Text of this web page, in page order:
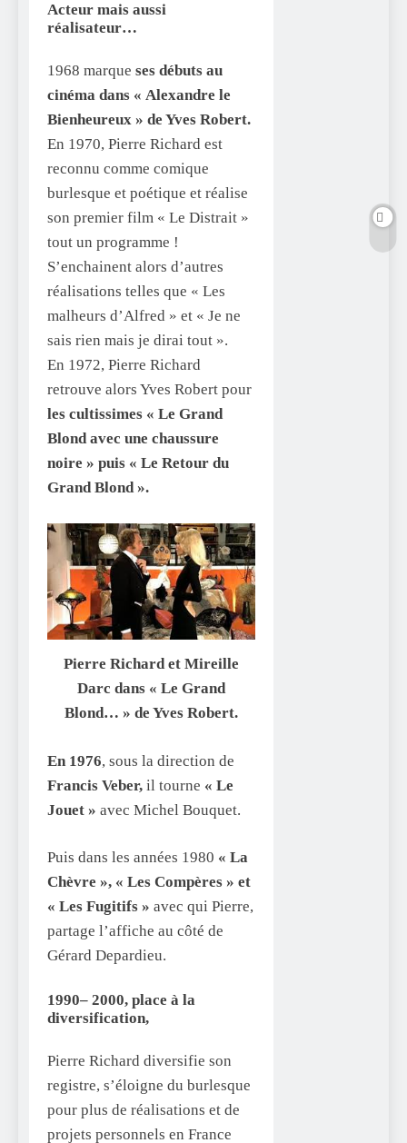
Acteur mais aussi
réalisateur…
1968 marque ses débuts au
cinéma dans « Alexandre le
Bienheureux » de Yves Robert.
En 1970, Pierre Richard est
reconnu comme comique
burlesque et poétique et réalise
son premier film « Le Distrait »
tout un programme !
S’enchainent alors d’autres
réalisations telles que « Les
malheurs d’Alfred » et « Je ne
sais rien mais je dirai tout ».
En 1972, Pierre Richard
retrouve alors Yves Robert pour
les cultissimes « Le Grand
Blond avec une chaussure
noire » puis « Le Retour du
Grand Blond ».
Pierre Richard et Mireille
Darc dans « Le Grand
Blond… » de Yves Robert.
En 1976, sous la direction de
Francis Veber, il tourne « Le
Jouet » avec Michel Bouquet.
Puis dans les années 1980 « La
Chèvre », « Les Compères » et
« Les Fugitifs » avec qui Pierre,
partage l’affiche au côté de
Gérard Depardieu.
1990– 2000, place à la
diversification,
Pierre Richard diversifie son
registre, s’éloigne du burlesque
pour plus de réalisations et de
projets personnels en France